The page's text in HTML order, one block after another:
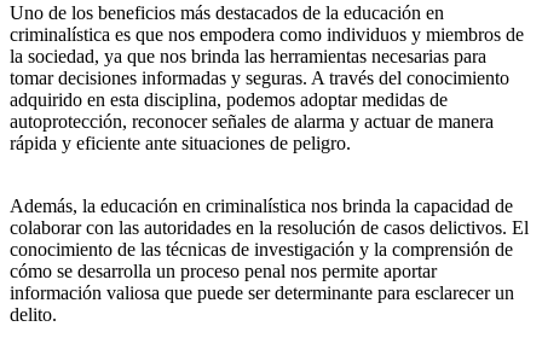
Uno de los beneficios más destacados de la educación en
criminalística es que nos empodera como individuos y miembros de
la sociedad, ya que nos brinda las herramientas necesarias para
tomar decisiones informadas y seguras. A través del conocimiento
adquirido en esta disciplina, podemos adoptar medidas de
autoprotección, reconocer señales de alarma y actuar de manera
rápida y eficiente ante situaciones de peligro.
Además, la educación en criminalística nos brinda la capacidad de
colaborar con las autoridades en la resolución de casos delictivos. El
conocimiento de las técnicas de investigación y la comprensión de
cómo se desarrolla un proceso penal nos permite aportar
información valiosa que puede ser determinante para esclarecer un
delito.